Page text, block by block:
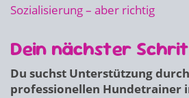
Sozialisierung – aber richtig
Dein nächster
Du suchst Unterstützung
professionellen Hundetrainer